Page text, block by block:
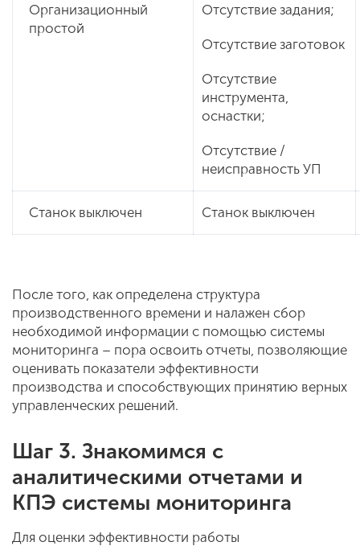
Организационный
простой
Отсутствие задания;
Отсутствие заготовок
Отсутствие
инструмента,
оснастки;
Отсутствие /
неисправность УП
Станок выключен Станок выключен
После того, как определена структура
производственного времени и налажен сбор
необходимой информации с помощью системы
мониторинга – пора освоить отчеты, позволяющие
оценивать показатели эффективности
производства и способствующих принятию верных
управленческих решений.
Шаг 3. Знакомимся с
аналитическими отчетами и
КПЭ системы мониторинга
Для оценки эффективности работы